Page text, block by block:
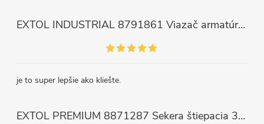
EXTOL INDUSTRIAL 8791861 Viazač armatúr aku Share20V, bez aku, drôt 0,8mm, oko 8-34mm, bezuhlíkový motor
je to super lepšie ako kliešte.
EXTOL PREMIUM 8871287 Sekera štiepacia 3500g, nylónová násada 910mm